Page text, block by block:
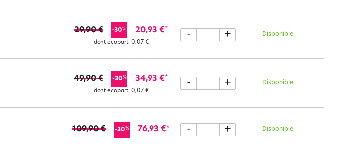
29,90 € -30% 20,93 €*
dont ecopart. 0,07 €
Disponible
- +
49,90 € -30% 34,93 €*
dont ecopart. 0,07 €
Disponible
- +
109,90 € -30% 76,93 €* Disponible
- +